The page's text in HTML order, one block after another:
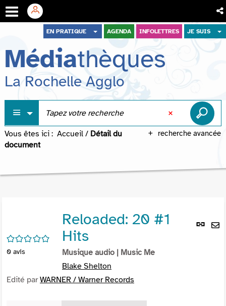
menu
contenu
recherche
EN PRATIQUE AGENDA INFOLETTRES JE SUIS
Médiathèques
La Rochelle Agglo
recherche avancée
Vous êtes ici : Accueil / Détail du
document
Lien
/5
0 avis
Reloaded: 20 #1
Hits
Musique audio | Music Me
Blake Shelton
Edité parWARNER / Warner Records